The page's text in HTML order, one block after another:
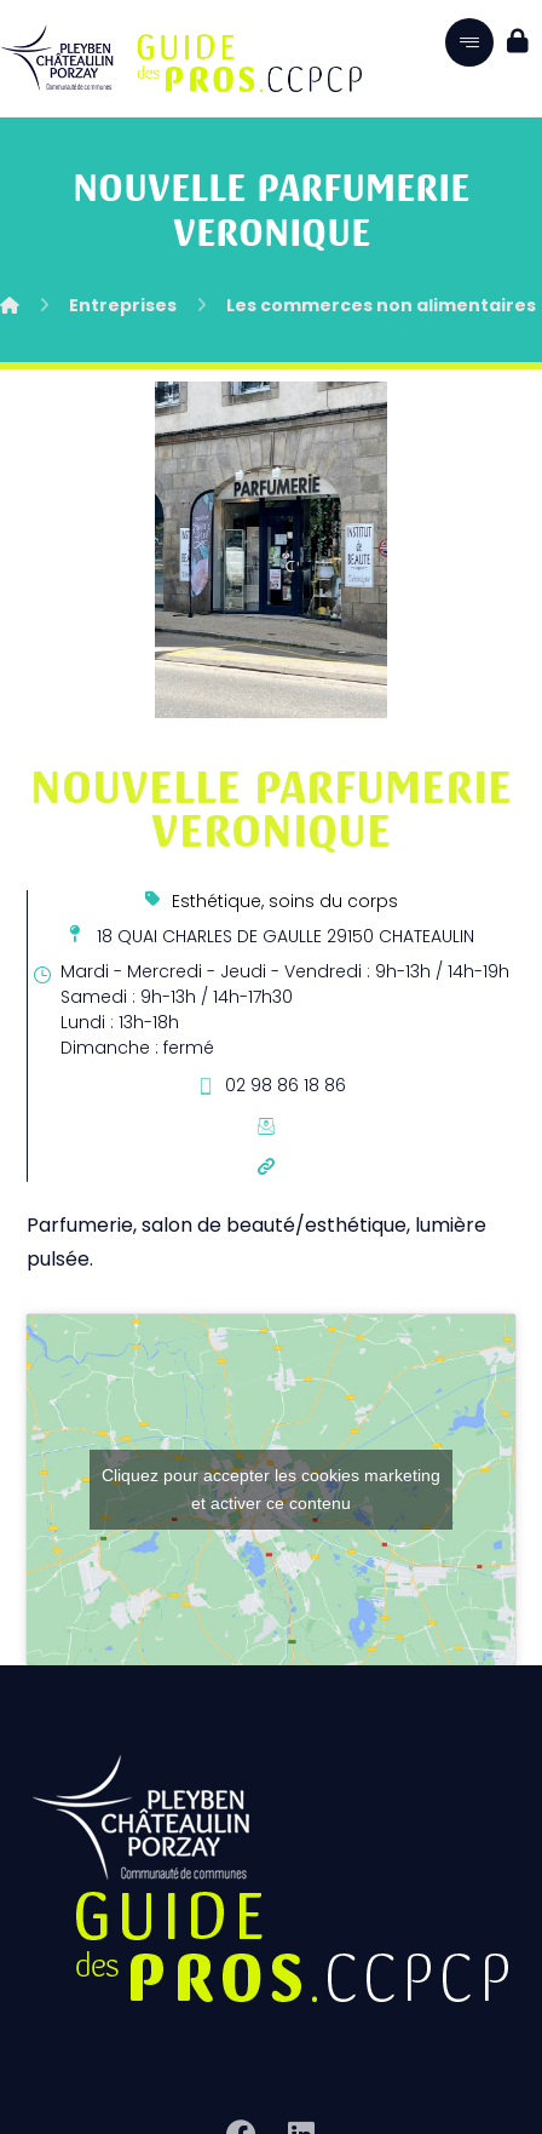
NOUVELLE PARFUMERIE
VERONIQUE
Entreprises Les commerces non alimentaires
NOUVELLE PARFUMERIE
VERONIQUE
Esthétique, soins du corps
18 QUAI CHARLES DE GAULLE 29150 CHATEAULIN
Mardi - Mercredi - Jeudi - Vendredi : 9h-13h / 14h-19h
Samedi : 9h-13h / 14h-17h30
Lundi : 13h-18h
Dimanche : fermé
02 98 86 18 86
Parfumerie, salon de beauté/esthétique, lumière
pulsée.
Cliquez pour accepter les cookies marketing
et activer ce contenu